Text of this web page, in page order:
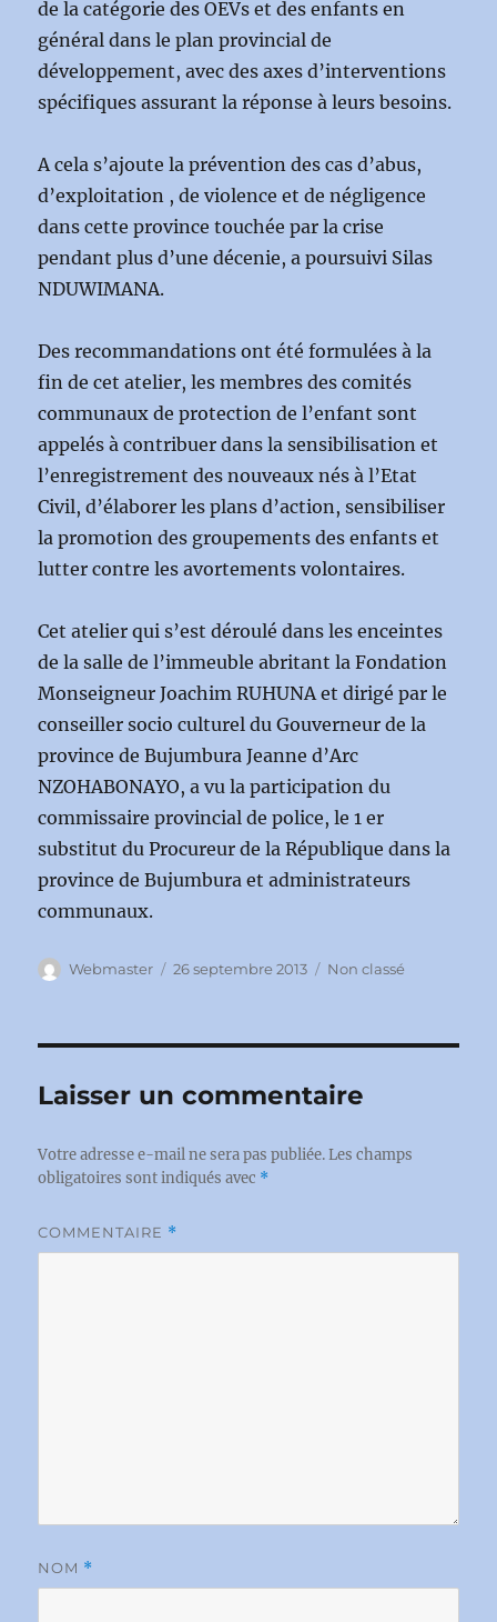
de la catégorie des OEVs et des enfants en
général dans le plan provincial de
développement, avec des axes d’interventions
spécifiques assurant la réponse à leurs besoins.
A cela s’ajoute la prévention des cas d’abus,
d’exploitation , de violence et de négligence
dans cette province touchée par la crise
pendant plus d’une décenie, a poursuivi Silas
NDUWIMANA.
Des recommandations ont été formulées à la
fin de cet atelier, les membres des comités
communaux de protection de l’enfant sont
appelés à contribuer dans la sensibilisation et
l’enregistrement des nouveaux nés à l’Etat
Civil, d’élaborer les plans d’action, sensibiliser
la promotion des groupements des enfants et
lutter contre les avortements volontaires.
Cet atelier qui s’est déroulé dans les enceintes
de la salle de l’immeuble abritant la Fondation
Monseigneur Joachim RUHUNA et dirigé par le
conseiller socio culturel du Gouverneur de la
province de Bujumbura Jeanne d’Arc
NZOHABONAYO, a vu la participation du
commissaire provincial de police, le 1 er
substitut du Procureur de la République dans la
province de Bujumbura et administrateurs
communaux.
Auteur
Webmaster
Publié
26 septembre 2013 Catégories
Non classé
Laisser un commentaire
Votre adresse e-mail ne sera pas publiée. Les champs
obligatoires sont indiqués avec *
COMMENTAIRE *
NOM *